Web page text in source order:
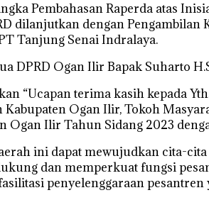
Pembahasan Raperda atas
dilanjutkan dengan
Tanjung Senai Indralaya.
DPRD Ogan Ilir Bapak Suharto
“Ucapan terima kasih kepada
Ogan Ilir, Tokoh
Ogan Ilir Tahun Sidang 2023
ini dapat mewujudkan cita-
dan memperkuat fungsi
penyelenggaraan